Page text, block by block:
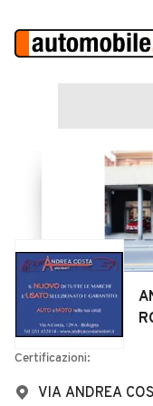
CERCA
Auto usate
Auto Km 0
Auto Nuove
Noleggio a
Auto d'epoca
Moto
Certificazioni: